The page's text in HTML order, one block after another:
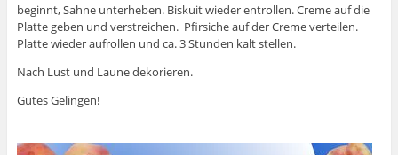
beginnt, Sahne unterheben. Biskuit wieder entrollen. Creme auf die
Platte geben und verstreichen. Pfirsiche auf der Creme verteilen.
Platte wieder aufrollen und ca. 3 Stunden kalt stellen.
Nach Lust und Laune dekorieren.
Gutes Gelingen!